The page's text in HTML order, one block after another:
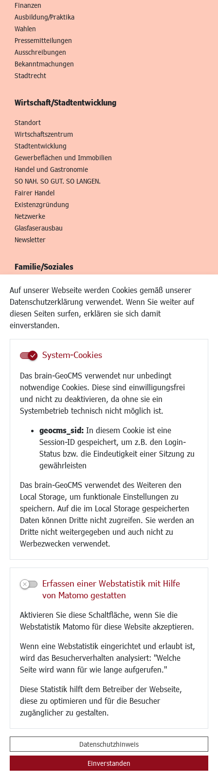
Auf unserer Webseite werden Cookies gemäß unserer
Datenschutzerklärung verwendet. Wenn Sie weiter auf
diesen Seiten surfen, erklären sie sich damit
einverstanden.
System-Cookies
Das brain-GeoCMS verwendet nur unbedingt
notwendige Cookies. Diese sind einwilligungsfrei
und nicht zu deaktivieren, da ohne sie ein
Systembetrieb technisch nicht möglich ist.
geocms_sid: In diesem Cookie ist eine
Session-ID gespeichert, um z.B. den Login-
Status bzw. die Eindeutigkeit einer Sitzung zu
gewährleisten
Das brain-GeoCMS verwendet des Weiteren den
Local Storage, um funktionale Einstellungen zu
speichern. Auf die im Local Storage gespeicherten
Daten können Dritte nicht zugreifen. Sie werden an
Dritte nicht weitergegeben und auch nicht zu
Werbezwecken verwendet.
Erfassen einer Webstatistik mit Hilfe
von Matomo gestatten
Aktivieren Sie diese Schaltfläche, wenn Sie die
Webstatistik Matomo für diese Website akzeptieren.
Wenn eine Webstatistik eingerichtet und erlaubt ist,
wird das Besucherverhalten analysiert: "Welche
Seite wird wann für wie lange aufgerufen."
Diese Statistik hilft dem Betreiber der Webseite,
diese zu optimieren und für die Besucher
zugänglicher zu gestalten.
Datenschutzhinweis
Einverstanden
Finanzen
Ausbildung/Praktika
Wahlen
Pressemitteilungen
Ausschreibungen
Bekanntmachungen
Stadtrecht
Wirtschaft/Stadtentwicklung
Standort
Wirtschaftszentrum
Stadtentwicklung
Gewerbeflächen und Immobilien
Handel und Gastronomie
SO NAH. SO GUT. SO LANGEN.
Fairer Handel
Existenzgründung
Netzwerke
Glasfaserausbau
Newsletter
Familie/Soziales
Kinderbetreuung
Kinder und Jugend
Institutionen für Familien
Frauen
Schule
Demokratie leben
Ukrainehilfe
Hilfe für Geflüchtete
Religion
Bauen/Umwelt/Mobilität
Bebauungsplanung
Verkehr/Mobilität
Glasfaserausbau
Aktuelle Baustellen
Paddelteich
CINDY S
Kultur/Freizeit/Tourismus
Veranstaltungen
Neue Stadthalle Langen
Bäder
Musikschule
Stadtbücherei
Stadtarchiv
Museen
Hotels/Unterkünfte
Gastronomie
Kunstszene
Vereine und Institutionen